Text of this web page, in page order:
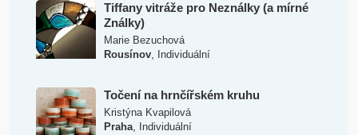
Tiffany vitráže pro Neználky (a mírné
Ználky)
Marie Bezuchová
Rousínov, Individuální
Točení na hrnčířském kruhu
Kristýna Kvapilová
Praha, Individuální